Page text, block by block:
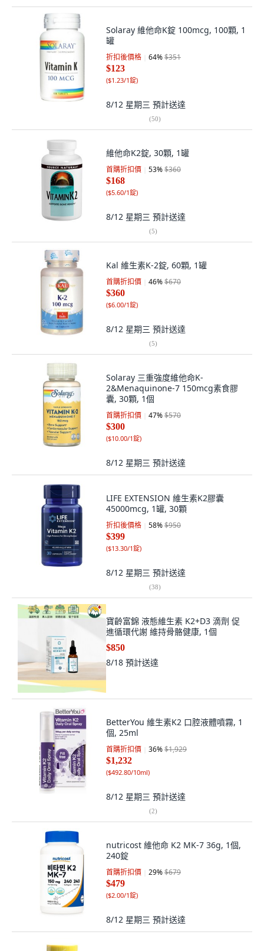
Solaray 維他命K錠 100mcg, 100顆, 1
罐
折扣後價格 64%$351
$123
($1.23/1錠)
8/12 星期三 預計送達
(50)
維他命K2錠, 30顆, 1罐
首購折扣價 53%$360
$168
($5.60/1錠)
8/12 星期三 預計送達
(5)
Kal 維生素K-2錠, 60顆, 1罐
首購折扣價 46%$670
$360
($6.00/1錠)
8/12 星期三 預計送達
(5)
Solaray 三重強度維他命K-
2&Menaquinone-7 150mcg素食膠
囊, 30顆, 1個
首購折扣價 47%$570
$300
($10.00/1錠)
8/12 星期三 預計送達
LIFE EXTENSION 維生素K2膠囊
45000mcg, 1罐, 30顆
折扣後價格 58%$950
$399
($13.30/1錠)
8/12 星期三 預計送達
(38)
寶齡富錦 液態維生素 K2+D3 滴劑 促
進循環代謝 維持骨骼健康, 1個
$850
8/18 預計送達
BetterYou 維生素K2 口腔液體噴霧, 1
個, 25ml
首購折扣價 36%$1,929
$1,232
($492.80/10ml)
8/12 星期三 預計送達
(2)
nutricost 維他命 K2 MK-7 36g, 1個,
240錠
首購折扣價 29%$679
$479
($2.00/1錠)
8/12 星期三 預計送達